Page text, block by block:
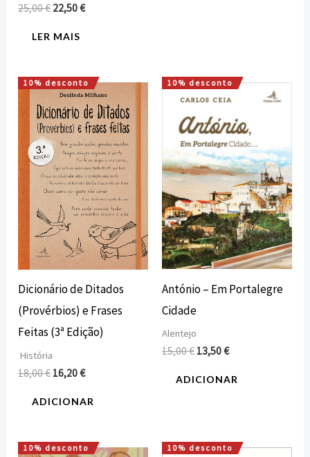
25,00€ 22,50€
LER MAIS
10% desconto
Dicionário de Ditados
(Provérbios) e Frases
Feitas (3ª Edição)
História
18,00€
O
preço
original
era:
18,00 €.
16,20€
O
preço
atual
é:
16,20 €.
ADICIONAR
10% desconto
António – Em Portalegre
Cidade
Alentejo
15,00€
O
preço
original
era:
15,00 €.
13,50€
O
preço
é:
13,50 €.
ADICIONAR
10% desconto
O O 10% desconto
O O